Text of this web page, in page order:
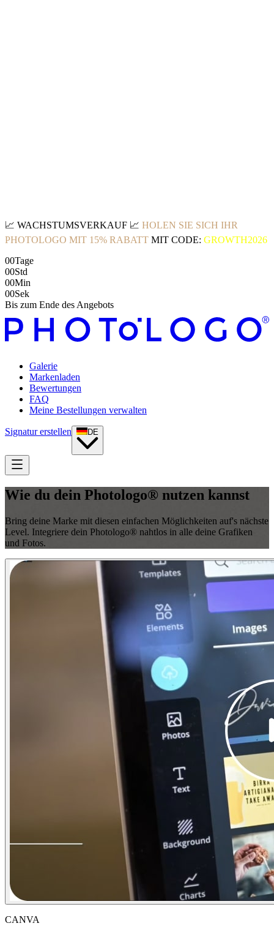
📈 WACHSTUMSVERKAUF 📈 HOLEN SIE SICH IHR
PHOTOLOGO MIT 15% RABATT MIT CODE: GROWTH2026
00Tage
00Std
00Min
00Sek
Bis zum Ende des Angebots
Galerie
Markenladen
Bewertungen
FAQ
Meine Bestellungen verwalten
Signatur erstellen DE
Wie du dein Photologo® nutzen kannst
Bring deine Marke mit diesen einfachen Möglichkeiten auf's nächste
Level. Integriere dein Photologo® nahtlos in alle deine Grafiken
und Fotos.
CANVA